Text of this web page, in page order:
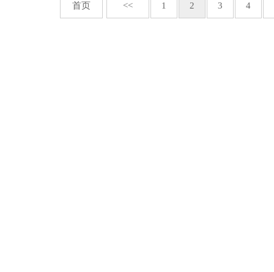
首页 << 1 2 3 4